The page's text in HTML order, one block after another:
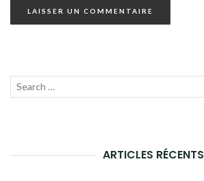
Recherche
ARTICLES RÉCENTS